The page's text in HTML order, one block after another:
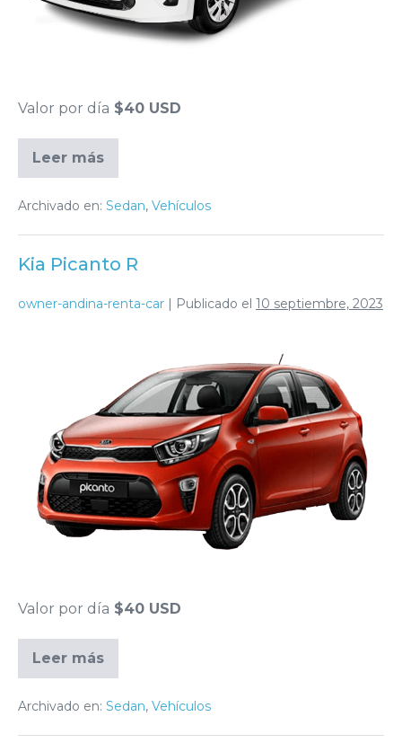
Valor por día $40 USD
Leer más
Archivado en: Sedan, Vehículos
Kia Picanto R
owner-andina-renta-car | Publicado el 10 septiembre, 2023
Valor por día $40 USD
Leer más
Archivado en: Sedan, Vehículos